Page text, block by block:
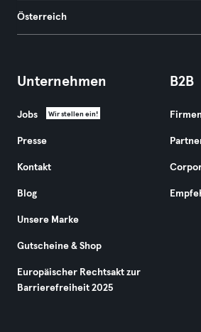
Österreich
Unternehmen
Jobs Wir stellen ein!
Presse
Kontakt
Blog
Unsere Marke
Gutscheine & Shop
Europäischer Rechtsakt zur
Barrierefreiheit 2025
B2B